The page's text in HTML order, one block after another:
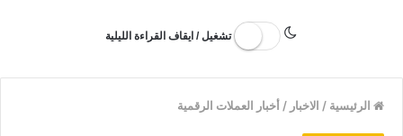
تشغيل / ايقاف القراءة الليلية
الرئيسية / الاخبار /أخبار العملات الرقمية